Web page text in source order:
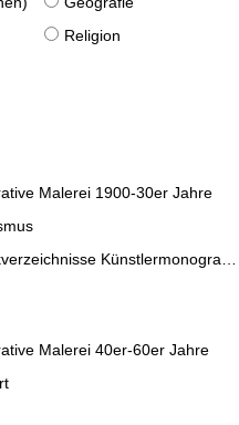
Religion
Malerei 1900-30er Jahre
Künstlermonographien
Malerei 40er-60er Jahre